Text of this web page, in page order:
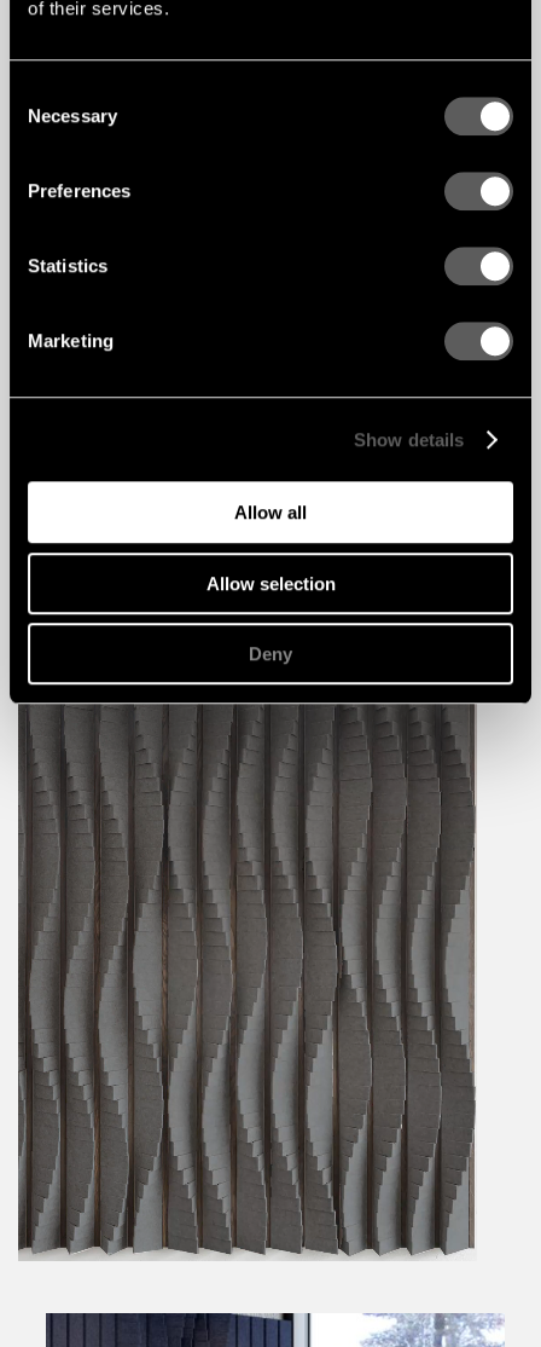
of their services.
Selection
Necessary
Preferences
Statistics
Marketing
Show details
Allow all
Allow selection
Deny